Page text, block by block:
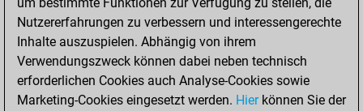
You won
against Fritz
Fritz
You achieved a
BeautyScore of 23
Nutzererfahrungen zu verbessern und interessengerechte
Inhalte auszuspielen. Abhängig von ihrem
Verwendungszweck können dabei neben technisch
erforderlichen Cookies auch Analyse-Cookies sowie
Marketing-Cookies eingesetzt werden. Hierkönnen Sie der